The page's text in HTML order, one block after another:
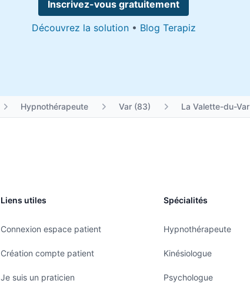
Inscrivez-vous gratuitement
Découvrez la solution• Blog Terapiz
Hypnothérapeute Var (83) La Valette-du-Var
Liens utiles
Connexion espace patient
Création compte patient
Je suis un praticien
Spécialités
Hypnothérapeute
Kinésiologue
Psychologue